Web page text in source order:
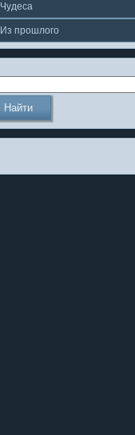
Чудеса
Из прошлοгο